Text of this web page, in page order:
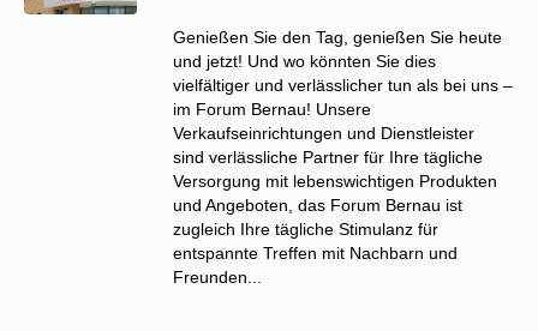
Genießen Sie den Tag, genießen Sie heute
und jetzt! Und wo könnten Sie dies
vielfältiger und verlässlicher tun als bei uns –
im Forum Bernau! Unsere
Verkaufseinrichtungen und Dienstleister
sind verlässliche Partner für Ihre tägliche
Versorgung mit lebenswichtigen Produkten
und Angeboten, das Forum Bernau ist
zugleich Ihre tägliche Stimulanz für
entspannte Treffen mit Nachbarn und
Freunden...